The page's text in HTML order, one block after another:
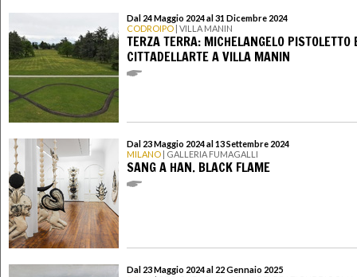
Dal 24 Maggio 2024 al 31 Dicembre 2024
CODROIPO | VILLA MANIN
TERZA TERRA: MICHELANGELO PISTOLETTO
CITTADELLARTE A VILLA MANIN
Dal 23 Maggio 2024 al 13 Settembre 2024
MILANO | GALLERIA FUMAGALLI
SANG A HAN. BLACK FLAME
Dal 23 Maggio 2024 al 22 Gennaio 2025